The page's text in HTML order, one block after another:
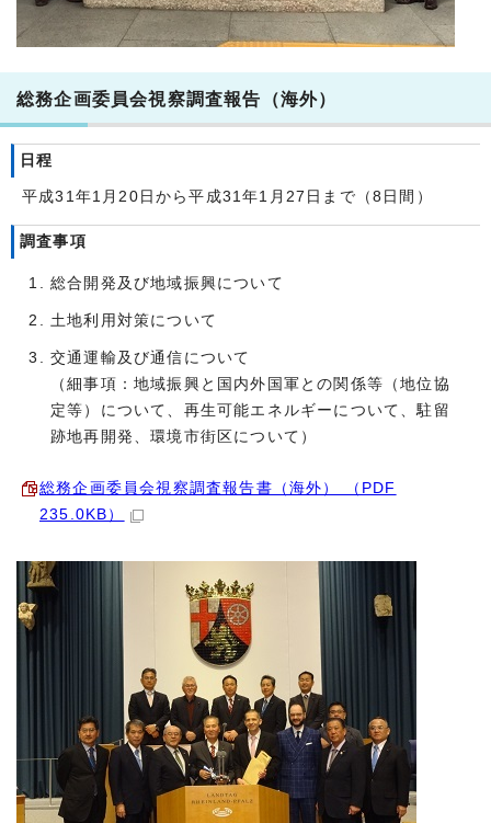
総務企画委員会視察調査報告（海外）
日程
平成31年1月20日から平成31年1月27日まで（8日間）
調査事項
総合開発及び地域振興について
土地利用対策について
交通運輸及び通信について
（細事項：地域振興と国内外国軍との関係等（地位協
定等）について、再生可能エネルギーについて、駐留
跡地再開発、環境市街区について）
総務企画委員会視察調査報告書（海外） （PDF
235.0KB）